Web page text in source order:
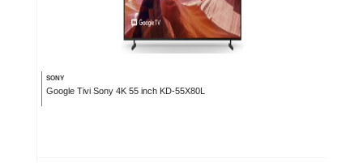
SONY
Google Tivi Sony 4K 55 inch KD-55X80L